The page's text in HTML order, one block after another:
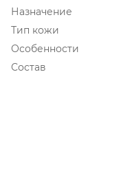
Назначение
Тип кожи
Особенности
Состав